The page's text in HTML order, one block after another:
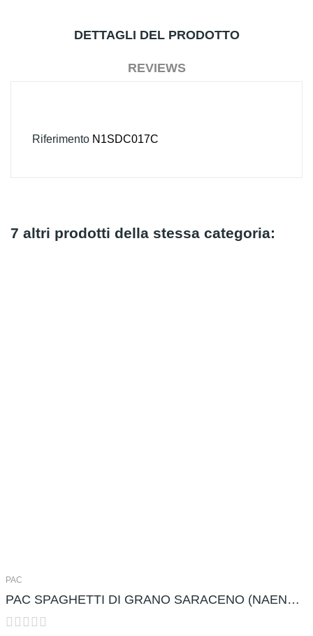
DETTAGLI DEL PRODOTTO
REVIEWS
Riferimento N1SDC017C
7 altri prodotti della stessa categoria:
PAC
PAC SPAGHETTI DI GRANO SARACENO (NAENGMYEON...